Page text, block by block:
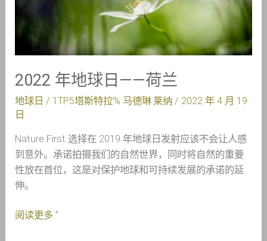
2022 年地球日——荷兰
地球日 / 1TP5塔斯特拉% 马德琳·莱纳/ 2022 年 4 月 19
日
Nature First 选择在 2019 年地球日发射应该不会让人感
到意外。承诺拍摄我们的自然世界，同时将自然的重要
性放在首位，这是对保护地球和可持续发展的承诺的延
伸。
阅读更多 ”